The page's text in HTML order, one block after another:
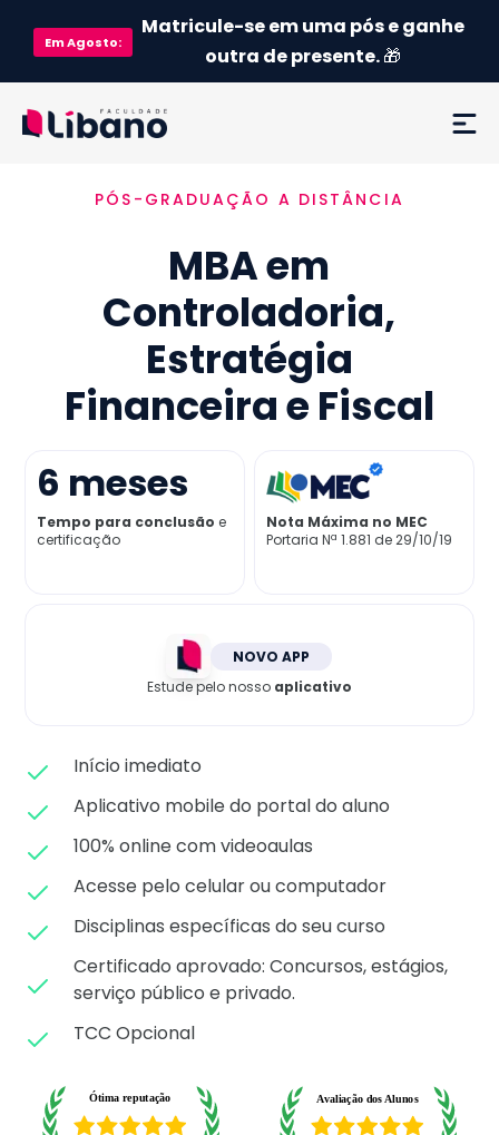
EmAgosto:
Matricule-se em uma pós e ganhe
outra de presente.🎁
Ementa
Credenciamento MEC
Preço
Matricule-se
PÓS-GRADUAÇÃO A DISTÂNCIA
MBA em
Controladoria,
Estratégia
Financeira e Fiscal
6 meses
Tempo para conclusão e
certificação
Nota Máxima no MEC
Portaria Nª 1.881 de 29/10/19
NOVO APP
Estude pelo nosso aplicativo
Início imediato
Aplicativo mobile do portal do aluno
100% online com videoaulas
Acesse pelo celular ou computador
Disciplinas específicas do seu curso
Certificado aprovado: Concursos, estágios,
serviço público e privado.
TCC Opcional